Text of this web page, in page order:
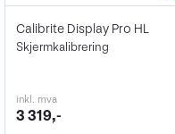
Calibrite Display Pro HL
Skjermkalibrering
inkl. mva
3 319,-